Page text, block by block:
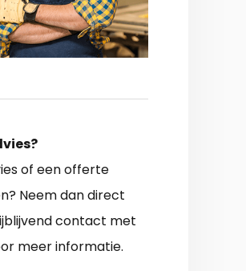
of een offerte
Neem dan direct
contact met
meer informatie.